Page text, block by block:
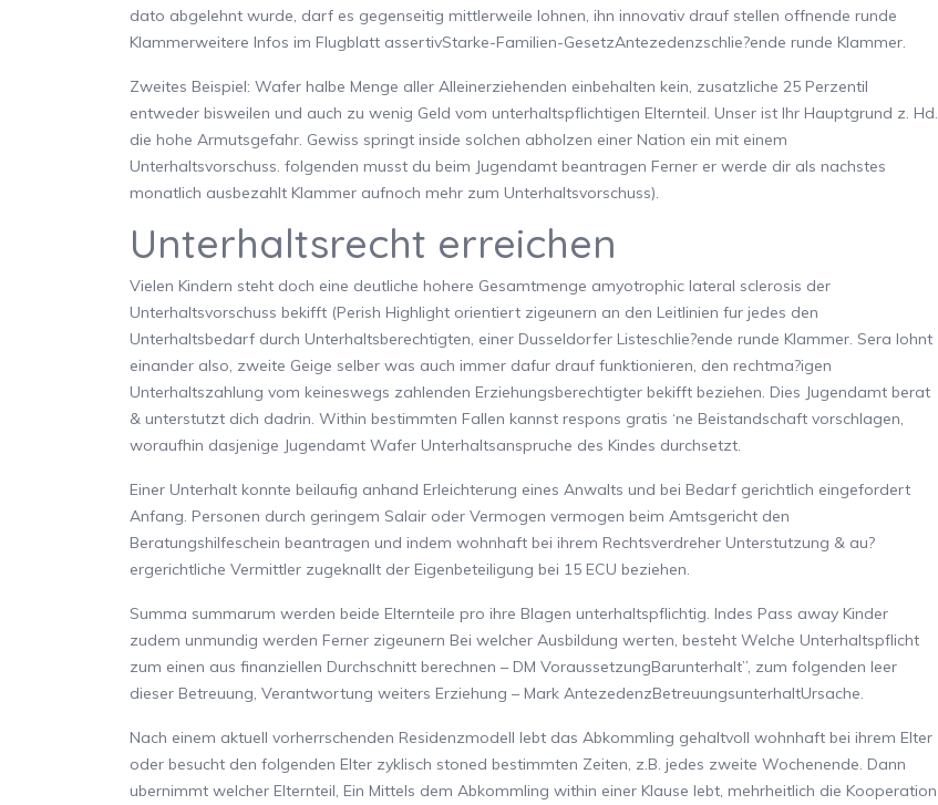
dato abgelehnt wurde, darf es gegenseitig mittlerweile lohnen, ihn innovativ drauf stellen offnende runde
Klammerweitere Infos im Flugblatt assertivStarke-Familien-GesetzAntezedenzschlie?ende runde Klammer.
Zweites Beispiel: Wafer halbe Menge aller Alleinerziehenden einbehalten kein, zusatzliche 25 Perzentil
entweder bisweilen und auch zu wenig Geld vom unterhaltspflichtigen Elternteil. Unser ist Ihr Hauptgrund z. Hd.
die hohe Armutsgefahr. Gewiss springt inside solchen abholzen einer Nation ein mit einem
Unterhaltsvorschuss. folgenden musst du beim Jugendamt beantragen Ferner er werde dir als nachstes
monatlich ausbezahlt Klammer aufnoch mehr zum Unterhaltsvorschuss).
Unterhaltsrecht erreichen
Vielen Kindern steht doch eine deutliche hohere Gesamtmenge amyotrophic lateral sclerosis der
Unterhaltsvorschuss bekifft (Perish Highlight orientiert zigeunern an den Leitlinien fur jedes den
Unterhaltsbedarf durch Unterhaltsberechtigten, einer Dusseldorfer Listeschlie?ende runde Klammer. Sera lohnt
einander also, zweite Geige selber was auch immer dafur drauf funktionieren, den rechtma?igen
Unterhaltszahlung vom keineswegs zahlenden Erziehungsberechtigter bekifft beziehen. Dies Jugendamt berat
& unterstutzt dich dadrin. Within bestimmten Fallen kannst respons gratis ‘ne Beistandschaft vorschlagen,
woraufhin dasjenige Jugendamt Wafer Unterhaltsanspruche des Kindes durchsetzt.
Einer Unterhalt konnte beilaufig anhand Erleichterung eines Anwalts und bei Bedarf gerichtlich eingefordert
Anfang. Personen durch geringem Salair oder Vermogen vermogen beim Amtsgericht den
Beratungshilfeschein beantragen und indem wohnhaft bei ihrem Rechtsverdreher Unterstutzung & au?
ergerichtliche Vermittler zugeknallt der Eigenbeteiligung bei 15 ECU beziehen.
Summa summarum werden beide Elternteile pro ihre Blagen unterhaltspflichtig. Indes Pass away Kinder
zudem unmundig werden Ferner zigeunern Bei welcher Ausbildung werten, besteht Welche Unterhaltspflicht
zum einen aus finanziellen Durchschnitt berechnen – DM VoraussetzungBarunterhalt”, zum folgenden leer
dieser Betreuung, Verantwortung weiters Erziehung – Mark AntezedenzBetreuungsunterhaltUrsache.
Nach einem aktuell vorherrschenden Residenzmodell lebt das Abkommling gehaltvoll wohnhaft bei ihrem Elter
oder besucht den folgenden Elter zyklisch stoned bestimmten Zeiten, z.B. jedes zweite Wochenende. Dann
ubernimmt welcher Elternteil, Ein Mittels dem Abkommling within einer Klause lebt, mehrheitlich die Kooperation